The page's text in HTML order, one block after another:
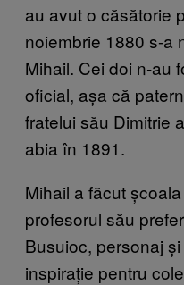
au avut o căsătorie
noiembrie 1880 s-a
Mihail. Cei doi n-au
oficial, așa că
fratelui său Dimitrie
abia în 1891.
Mihail a făcut
profesorul său
Busuioc, personaj
inspirație pentru